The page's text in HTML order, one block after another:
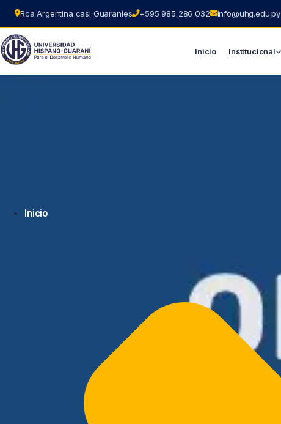
Rca Argentina casi Guaraníes +595 985 286 032 info@uhg.edu.py
Inicio Institucional
Inicio